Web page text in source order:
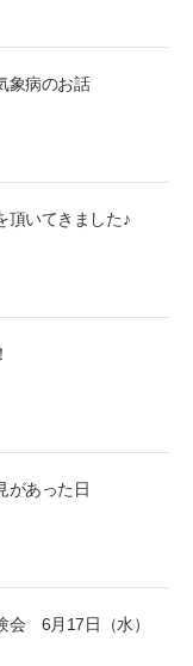
象病のお話
頂いてきました♪
があった日
会 6月17日（水）